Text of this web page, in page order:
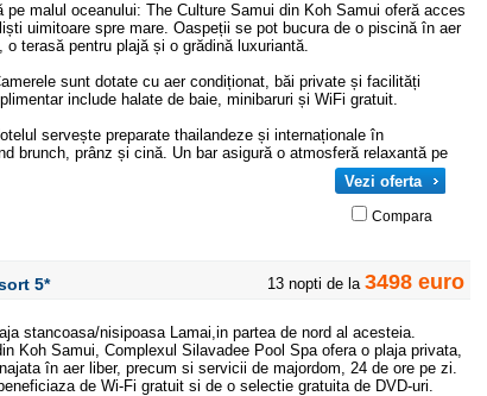
pe malul oceanului: The Culture Samui din Koh Samui oferă acces
uimitoare spre mare. Oaspeții se pot bucura de o piscină în aer
o terasă pentru plajă și o grădină luxuriantă.
sunt dotate cu aer condiționat, băi private și facilități
include halate de baie, minibaruri și WiFi gratuit.
servește preparate thailandeze și internaționale în
brunch, prânz și cină. Un bar asigură o atmosferă relaxantă pe
Vezi oferta
Compara
5* 13 nopti de la 3498 euro
stancoasa/nisipoasa Lamai,in partea de nord al acesteia.
Koh Samui, Complexul Silavadee Pool Spa ofera o plaja privata,
în aer liber, precum si servicii de majordom, 24 de ore pe zi.
de Wi-Fi gratuit si de o selectie gratuita de DVD-uri.